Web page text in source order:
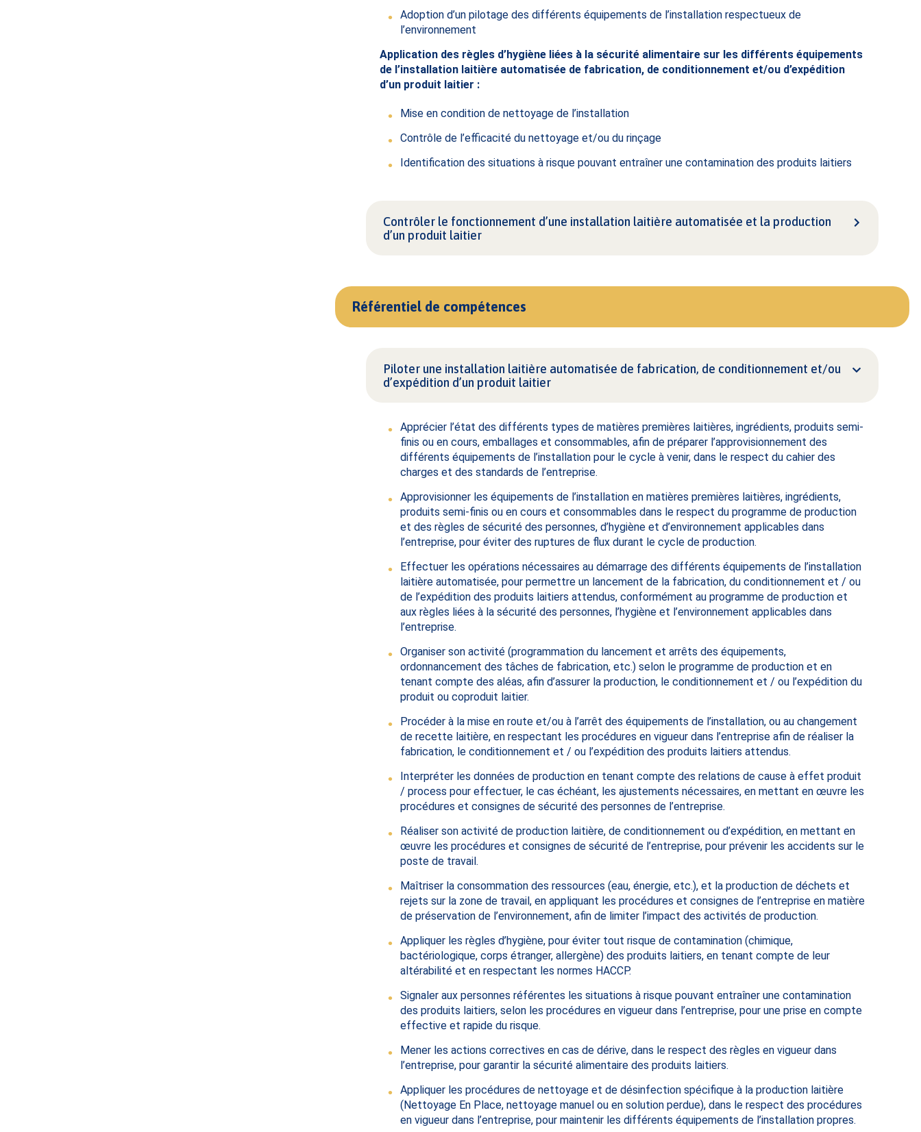
Adoption d’un pilotage des différents équipements de l’installation respectueux de
l’environnement
Application des règles d’hygiène liées à la sécurité alimentaire sur les différents équipements
de l’installation laitière automatisée de fabrication, de conditionnement et/ou d’expédition
d’un produit laitier :
Mise en condition de nettoyage de l’installation
Contrôle de l’efficacité du nettoyage et/ou du rinçage
Identification des situations à risque pouvant entraîner une contamination des produits laitiers
Contrôler le fonctionnement d’une installation laitière automatisée et la production
d’un produit laitier
Référentiel de compétences
Piloter une installation laitière automatisée de fabrication, de conditionnement et/ou
d’expédition d’un produit laitier
Apprécier l’état des différents types de matières premières laitières, ingrédients, produits semi-
finis ou en cours, emballages et consommables, afin de préparer l’approvisionnement des
différents équipements de l’installation pour le cycle à venir, dans le respect du cahier des
charges et des standards de l’entreprise.
Approvisionner les équipements de l’installation en matières premières laitières, ingrédients,
produits semi-finis ou en cours et consommables dans le respect du programme de production
et des règles de sécurité des personnes, d’hygiène et d’environnement applicables dans
l’entreprise, pour éviter des ruptures de flux durant le cycle de production.
Effectuer les opérations nécessaires au démarrage des différents équipements de l’installation
laitière automatisée, pour permettre un lancement de la fabrication, du conditionnement et / ou
de l’expédition des produits laitiers attendus, conformément au programme de production et
aux règles liées à la sécurité des personnes, l’hygiène et l’environnement applicables dans
l’entreprise.
Organiser son activité (programmation du lancement et arrêts des équipements,
ordonnancement des tâches de fabrication, etc.) selon le programme de production et en
tenant compte des aléas, afin d’assurer la production, le conditionnement et / ou l’expédition du
produit ou coproduit laitier.
Procéder à la mise en route et/ou à l’arrêt des équipements de l’installation, ou au changement
de recette laitière, en respectant les procédures en vigueur dans l’entreprise afin de réaliser la
fabrication, le conditionnement et / ou l’expédition des produits laitiers attendus.
Interpréter les données de production en tenant compte des relations de cause à effet produit
/ process pour effectuer, le cas échéant, les ajustements nécessaires, en mettant en œuvre les
procédures et consignes de sécurité des personnes de l’entreprise.
Réaliser son activité de production laitière, de conditionnement ou d’expédition, en mettant en
œuvre les procédures et consignes de sécurité de l’entreprise, pour prévenir les accidents sur le
poste de travail.
Maîtriser la consommation des ressources (eau, énergie, etc.), et la production de déchets et
rejets sur la zone de travail, en appliquant les procédures et consignes de l’entreprise en matière
de préservation de l’environnement, afin de limiter l’impact des activités de production.
Appliquer les règles d’hygiène, pour éviter tout risque de contamination (chimique,
bactériologique, corps étranger, allergène) des produits laitiers, en tenant compte de leur
altérabilité et en respectant les normes HACCP.
Signaler aux personnes référentes les situations à risque pouvant entraîner une contamination
des produits laitiers, selon les procédures en vigueur dans l’entreprise, pour une prise en compte
effective et rapide du risque.
Mener les actions correctives en cas de dérive, dans le respect des règles en vigueur dans
l’entreprise, pour garantir la sécurité alimentaire des produits laitiers.
Appliquer les procédures de nettoyage et de désinfection spécifique à la production laitière
(Nettoyage En Place, nettoyage manuel ou en solution perdue), dans le respect des procédures
en vigueur dans l’entreprise, pour maintenir les différents équipements de l’installation propres.